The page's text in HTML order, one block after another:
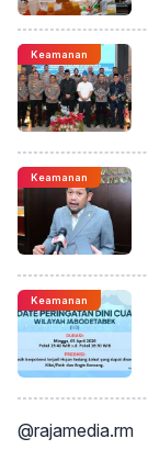
Keamanan
Keamanan
Keamanan
@rajamedia.rm